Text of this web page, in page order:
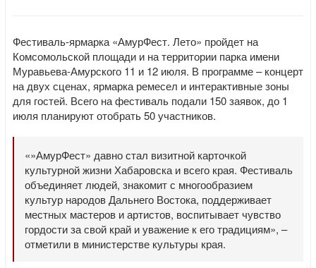
Фестиваль-ярмарка «АмурФест. Лето» пройдет на
Комсомольской площади и на территории парка имени
Муравьева-Амурского 11 и 12 июля. В программе – концерт
на двух сценах, ярмарка ремесел и интерактивные зоны
для гостей. Всего на фестиваль подали 150 заявок, до 1
июля планируют отобрать 50 участников.
«»АмурФест» давно стал визитной карточкой
культурной жизни Хабаровска и всего края. Фестиваль
объединяет людей, знакомит с многообразием
культур народов Дальнего Востока, поддерживает
местных мастеров и артистов, воспитывает чувство
гордости за свой край и уважение к его традициям», –
отметили в министерстве культуры края.